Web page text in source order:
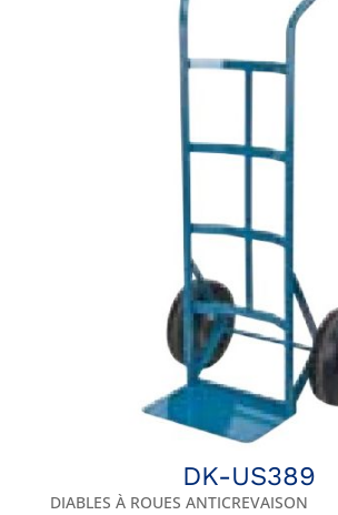
DK-US389
DIABLES À ROUES ANTICREVAISON